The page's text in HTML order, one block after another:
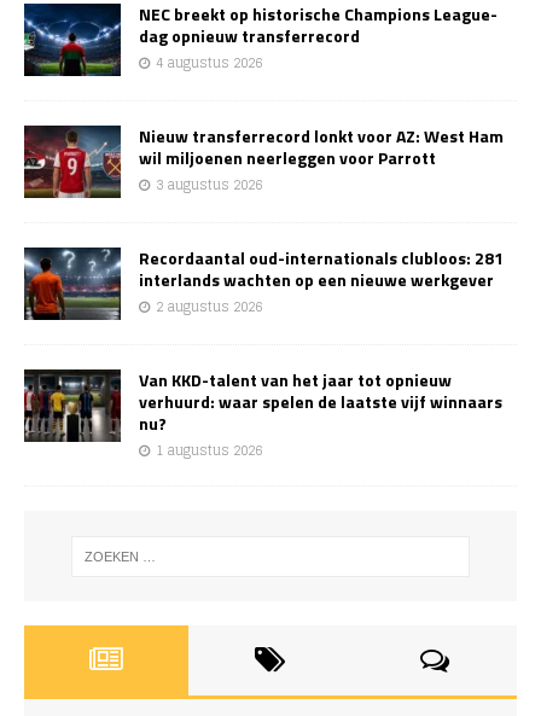
NEC breekt op historische Champions League-
dag opnieuw transferrecord
4 augustus 2026
Nieuw transferrecord lonkt voor AZ: West Ham
wil miljoenen neerleggen voor Parrott
3 augustus 2026
Recordaantal oud-internationals clubloos: 281
interlands wachten op een nieuwe werkgever
2 augustus 2026
Van KKD-talent van het jaar tot opnieuw
verhuurd: waar spelen de laatste vijf winnaars
nu?
1 augustus 2026